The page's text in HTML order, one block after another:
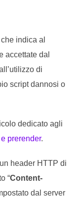
indica al
accettate dal
di
script dannosi o
dedicato agli
prerender.
header HTTP di
“Content-
dal server